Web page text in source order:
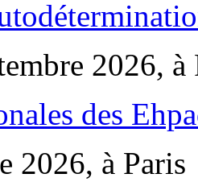
2026, à
des
2026, à Paris